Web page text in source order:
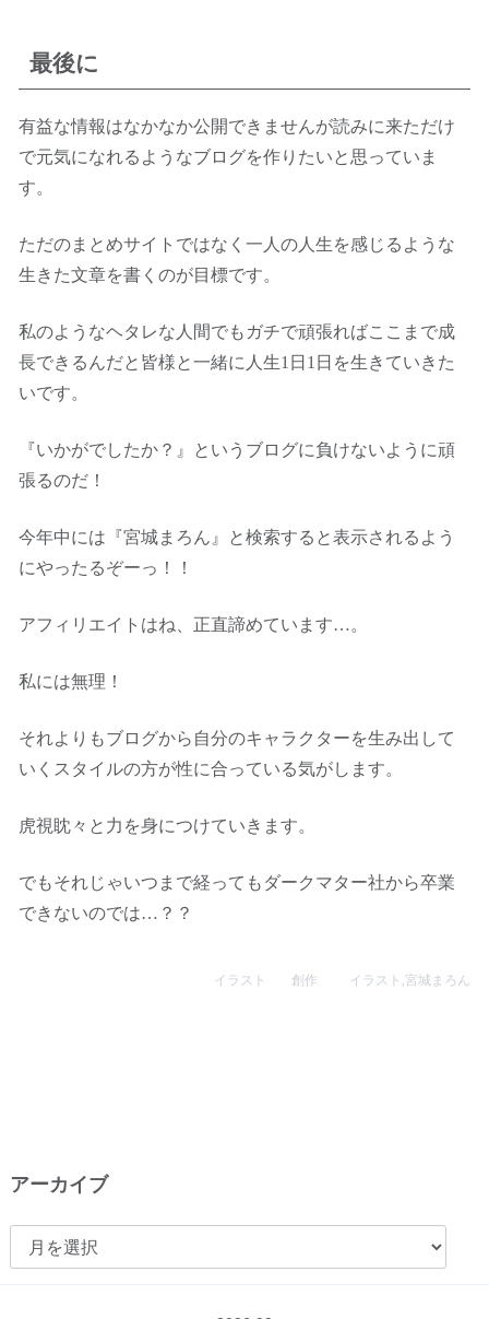
最後に
有益な情報はなかなか公開できませんが読みに来ただけ
で元気になれるようなブログを作りたいと思っていま
す。
ただのまとめサイトではなく一人の人生を感じるような
生きた文章を書くのが目標です。
私のようなヘタレな人間でもガチで頑張ればここまで成
長できるんだと皆様と一緒に人生1日1日を生きていきた
いです。
『いかがでしたか？』というブログに負けないように頑
張るのだ！
今年中には『宮城まろん』と検索すると表示されるよう
にやったるぞーっ！！
アフィリエイトはね、正直諦めています…。
私には無理！
それよりもブログから自分のキャラクターを生み出して
いくスタイルの方が性に合っている気がします。
虎視眈々と力を身につけていきます。
でもそれじゃいつまで経ってもダークマター社から卒業
できないのでは…？？
イラスト 創作 イラスト ,宮城まろん
アーカイブ
ー